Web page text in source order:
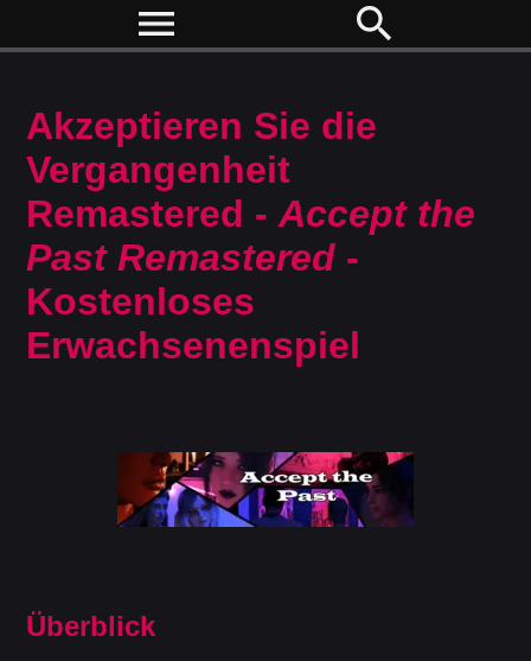
menu search
Akzeptieren Sie die
Vergangenheit
Remastered -Accept the
Past Remastered -
Kostenloses
Erwachsenenspiel
Überblick